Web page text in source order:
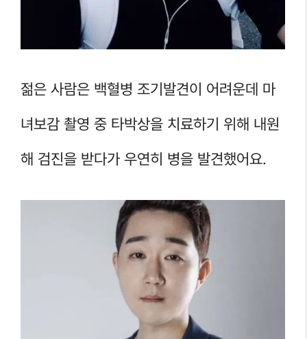
젊은 사람은 백혈병 조기발견이 어려운데 마
녀보감 촬영 중 타박상을 치료하기 위해 내원
해 검진을 받다가 우연히 병을 발견했어요.